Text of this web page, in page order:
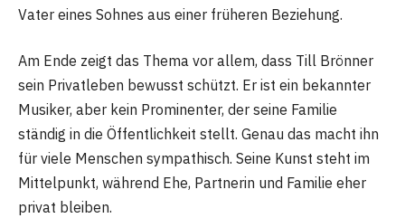
Vater eines Sohnes aus einer früheren Beziehung.
Am Ende zeigt das Thema vor allem, dass Till Brönner
sein Privatleben bewusst schützt. Er ist ein bekannter
Musiker, aber kein Prominenter, der seine Familie
ständig in die Öffentlichkeit stellt. Genau das macht ihn
für viele Menschen sympathisch. Seine Kunst steht im
Mittelpunkt, während Ehe, Partnerin und Familie eher
privat bleiben.